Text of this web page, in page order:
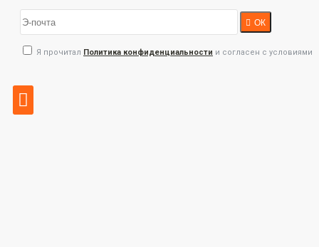
ОК
Я прочитал Политика конфиденциальности и согласен с условиями